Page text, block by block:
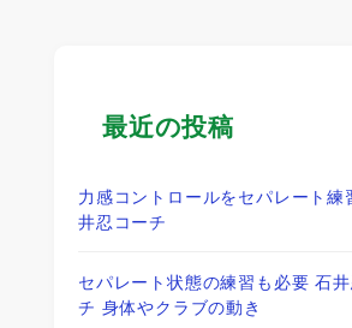
最近の投稿
力感コントロールをセパレート練
井忍コーチ
セパレート状態の練習も必要 石
チ 身体やクラブの動き